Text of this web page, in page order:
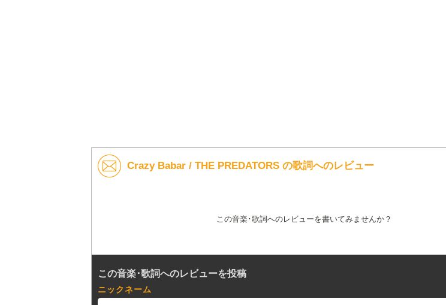
Crazy Babar / THE PREDATORS の歌詞へのレビュー
この音楽･歌詞へのレビューを書いてみませんか？
この音楽･歌詞へのレビューを投稿
ニックネーム